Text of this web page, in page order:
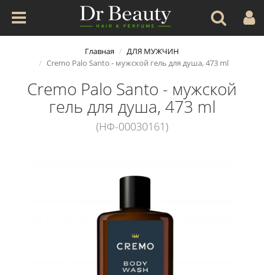
Главная
ДЛЯ МУЖЧИН
Cremo Palo Santo - мужской гель для душа, 473 ml
Cremo Palo Santo - мужской
гель для душа, 473 ml
(НФ-00030161)